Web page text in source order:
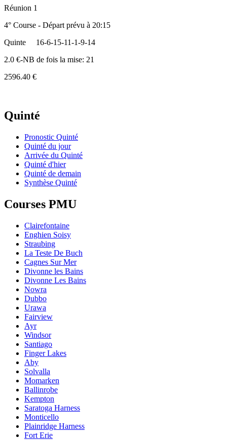
Réunion 1
4° Course - Départ prévu à 20:15
Quinte
16-6-15-11-1-9-14
2.0 €-NB de fois la mise: 21
2596.40 €
Quinté
Pronostic Quinté
Quinté du jour
Arrivée du Quinté
Quinté d'hier
Quinté de demain
Synthèse Quinté
Courses PMU
Clairefontaine
Enghien Soisy
Straubing
La Teste De Buch
Cagnes Sur Mer
Divonne les Bains
Divonne Les Bains
Nowra
Dubbo
Urawa
Fairview
Ayr
Windsor
Santiago
Finger Lakes
Aby
Solvalla
Momarken
Ballinrobe
Kempton
Saratoga Harness
Monticello
Plainridge Harness
Fort Erie